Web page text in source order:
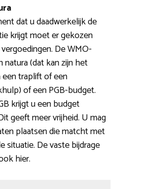
dat u daadwerkelijk de
krijgt moet er gekozen
De WMO-
natura (dat kan zijn het
een traplift of een
of een PGB-budget.
krijgt u een budget
geeft meer vrijheid. U mag
plaatsen die matcht met
situatie. De vaste bijdrage
hier.